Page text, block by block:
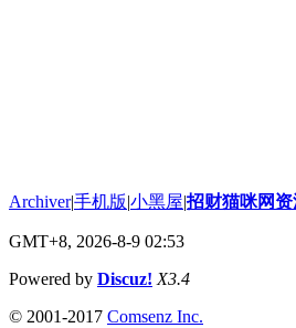
Archiver|手机版|小黑屋|招财猫咪网
GMT+8, 2026-8-9 02:53
Powered by Discuz! X3.4
© 2001-2017 Comsenz Inc.